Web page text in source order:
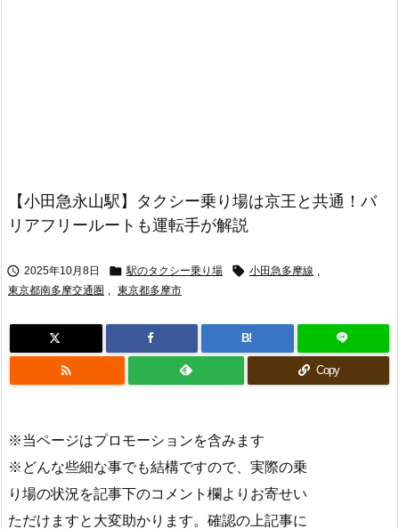
【小田急永山駅】タクシー乗り場は京王と共通！バ
リアフリールートも運転手が解説
 2025年10月8日  駅のタクシー乗り場  小田急多摩線 ,
東京都南多摩交通圏 , 東京都多摩市
B!
 Copy
※当ページはプロモーションを含みます
※どんな些細な事でも結構ですので、実際の乗
り場の状況を記事下のコメント欄よりお寄せい
ただけますと大変助かります。確認の上記事に